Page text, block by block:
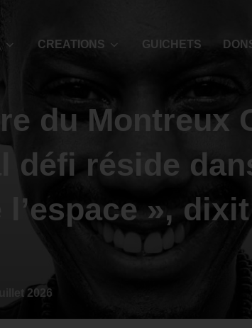
CREATIONS GUICHETS
du Montreux
défi réside
», dixit
2026